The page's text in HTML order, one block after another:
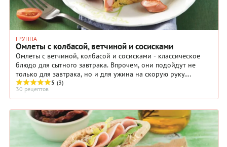
ГРУППА
Омлеты с колбасой, ветчиной и сосисками
Омлеты с ветчиной, колбасой и сосисками - классическое
блюдо для сытного завтрака. Впрочем, они подойдут не
только для завтрака, но и для ужина на скорую руку.
Пышное и нежное яичное суфле ...
5 (3)
30 рецептов